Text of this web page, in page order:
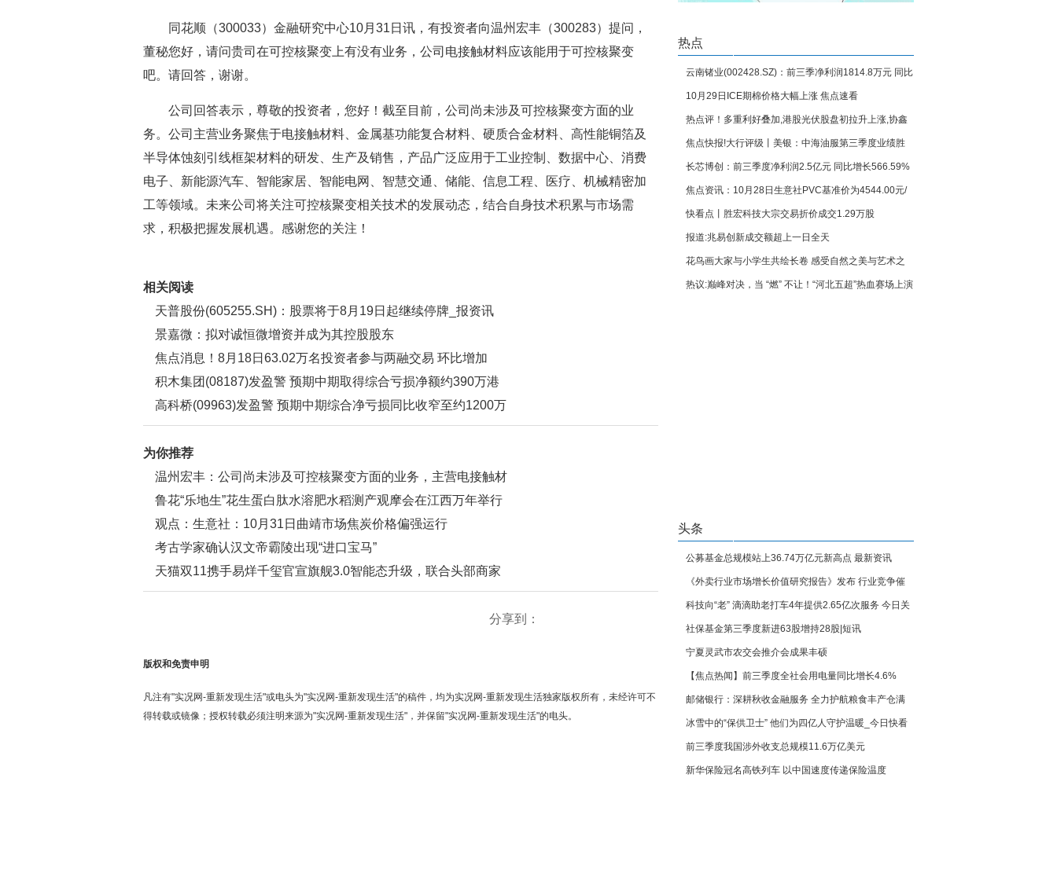
同花顺（300033）金融研究中心10月31日讯，有投资者向温州宏丰（300283）提问，
董秘您好，请问贵司在可控核聚变上有没有业务，公司电接触材料应该能用于可控核聚变
吧。请回答，谢谢。
公司回答表示，尊敬的投资者，您好！截至目前，公司尚未涉及可控核聚变方面的业
务。公司主营业务聚焦于电接触材料、金属基功能复合材料、硬质合金材料、高性能铜箔及
半导体蚀刻引线框架材料的研发、生产及销售，产品广泛应用于工业控制、数据中心、消费
电子、新能源汽车、智能家居、智能电网、智慧交通、储能、信息工程、医疗、机械精密加
工等领域。未来公司将关注可控核聚变相关技术的发展动态，结合自身技术积累与市场需
求，积极把握发展机遇。感谢您的关注！
相关阅读
天普股份(605255.SH)：股票将于8月19日起继续停牌_报资讯
景嘉微：拟对诚恒微增资并成为其控股股东
焦点消息！8月18日63.02万名投资者参与两融交易 环比增加
11.67万名
积木集团(08187)发盈警 预期中期取得综合亏损净额约390万港
元 同比扩大14.7% 每日报道
高科桥(09963)发盈警 预期中期综合净亏损同比收窄至约1200万
至1300万港元_热点聚焦
为你推荐
温州宏丰：公司尚未涉及可控核聚变方面的业务，主营电接触材
料等 热门
鲁花“乐地生”花生蛋白肽水溶肥水稻测产观摩会在江西万年举行
观点：生意社：10月31日曲靖市场焦炭价格偏强运行
考古学家确认汉文帝霸陵出现“进口宝马”
天猫双11携手易烊千玺官宣旗舰3.0智能态升级，联合头部商家
矩阵打造体验式消费新生态
分享到：
版权和免责申明
凡注有"实况网-重新发现生活"或电头为"实况网-重新发现生活"的稿件，均为实况网-重新发现生活独家版权所有，未经许可不
得转载或镜像；授权转载必须注明来源为"实况网-重新发现生活"，并保留"实况网-重新发现生活"的电头。
热点
云南锗业(002428.SZ)：前三季净利润1814.8万元 同比
下降38.43%
10月29日ICE期棉价格大幅上涨 焦点速看
热点评！多重利好叠加,港股光伏股盘初拉升上涨,协鑫
科技涨超6%
焦点快报!大行评级丨美银：中海油服第三季度业绩胜
预期 上调目标价至8.2港元
长芯博创：前三季度净利润2.5亿元 同比增长566.59%
每日快报
焦点资讯：10月28日生意社PVC基准价为4544.00元/
吨
快看点丨胜宏科技大宗交易折价成交1.29万股
报道:兆易创新成交额超上一日全天
花鸟画大家与小学生共绘长卷 感受自然之美与艺术之
趣
热议:巅峰对决，当 “燃” 不让！“河北五超”热血赛场上演
头条
公募基金总规模站上36.74万亿元新高点 最新资讯
《外卖行业市场增长价值研究报告》发布 行业竞争催
生服务与生态升级 焦点热议
科技向“老” 滴滴助老打车4年提供2.65亿次服务 今日关
注
社保基金第三季度新进63股增持28股|短讯
宁夏灵武市农交会推介会成果丰硕
【焦点热闻】前三季度全社会用电量同比增长4.6%
邮储银行：深耕秋收金融服务 全力护航粮食丰产仓满
冰雪中的“保供卫士” 他们为四亿人守护温暖_今日快看
前三季度我国涉外收支总规模11.6万亿美元
新华保险冠名高铁列车 以中国速度传递保险温度